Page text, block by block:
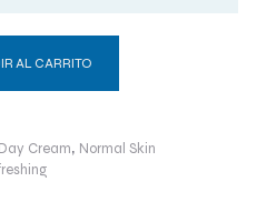
AL CARRITO
Day Cream, Normal Skin